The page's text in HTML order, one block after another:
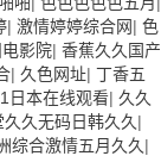
| 激情婷婷综合网| 色
电影院| 香蕉久久国产
| 久色网址| 丁香五
日本在线观看| 久久
久无码日韩久久 |
综合激情五月久久 |